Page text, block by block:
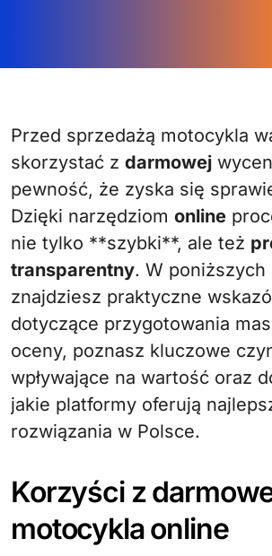
Przed sprzedażą motocykla warto
skorzystać z darmowej
pewność, że zyska się
Dzięki narzędziom online
nie tylko **szybki**, ale też
transparentny. W poniższych
znajdziesz praktyczne
dotyczące przygotowania
oceny, poznasz kluczowe
wpływające na wartość oraz
jakie platformy oferują
rozwiązania w Polsce.
Korzyści z
motocykla online